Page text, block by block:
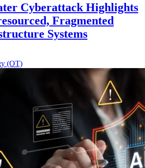
Cyberattack Highlights
Fragmented
Systems
(OT)